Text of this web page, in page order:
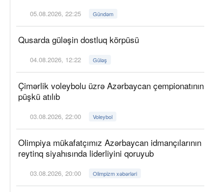
05.08.2026, 22:25 Gündəm
Qusarda güləşin dostluq körpüsü
04.08.2026, 12:22 Güləş
Çimərlik voleybolu üzrə Azərbaycan çempionatının
püşkü atılıb
03.08.2026, 22:00 Voleybol
Olimpiya mükafatçımız Azərbaycan idmançılarının
reytinq siyahısında liderliyini qoruyub
03.08.2026, 20:00 Olimpizm xəbərləri